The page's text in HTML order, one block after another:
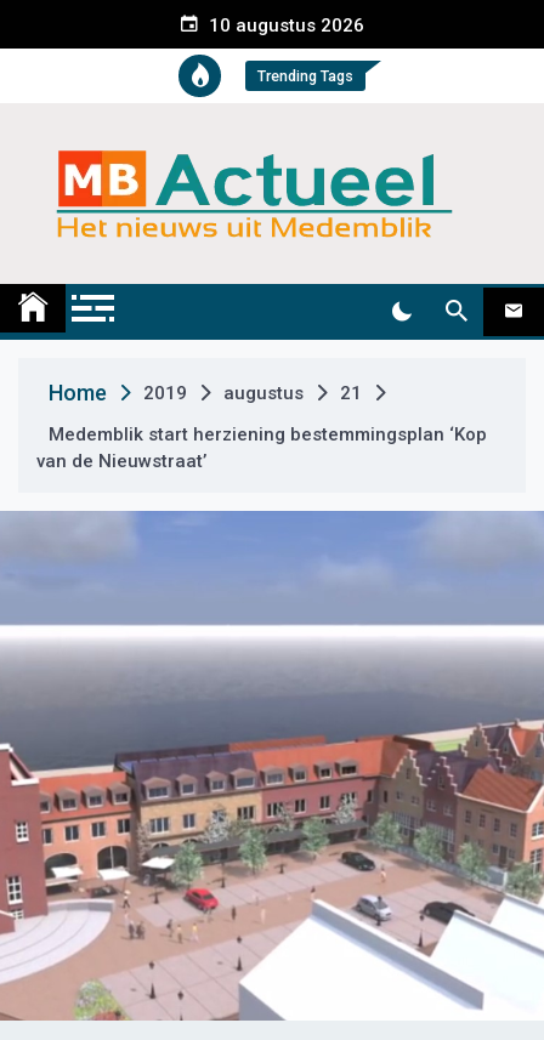
e
t
10 augustus 2026
Trending Tags
Medemblik Actueel
Home 2019 augustus
21
Medemblik start herziening bestemmingsplan ‘Kop
van de Nieuwstraat’